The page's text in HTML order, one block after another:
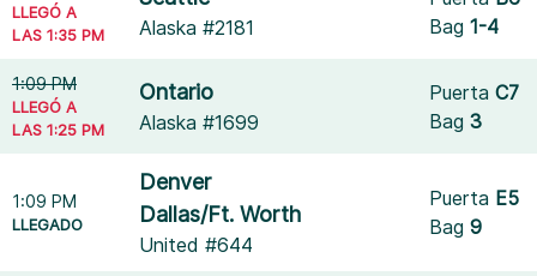
LLEGÓ A
LAS 1:35 PM
Alaska #2181
Bag1-4
1:09 PM
LLEGÓ A
LAS 1:25 PM
Ontario
Alaska #1699
PuertaC7
Bag3
1:09 PM
LLEGADO
Denver
Dallas/Ft. Worth
United #644
Puerta E5
Bag9